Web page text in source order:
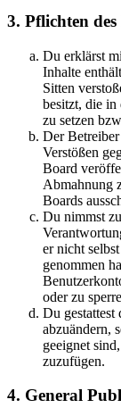
3. Pflichten des
Du erklärst
Inhalte
Sitten
besitzt, die
zu setzen
Der
Verstößen
Board
Abmahnung
Boards
Du nimmst
er nicht
genommen
oder zu
Du gestattest
abzuändern,
geeignet
zuzufügen.
4. General